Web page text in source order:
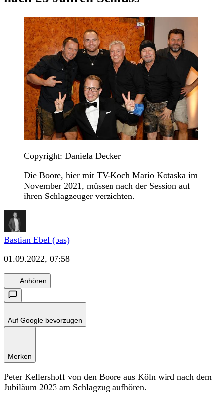
Copyright: Daniela Decker
Die Boore, hier mit TV-Koch Mario Kotaska im
November 2021, müssen nach der Session auf
ihren Schlagzeuger verzichten.
Bastian Ebel (bas)
01.09.2022, 07:58
Anhören
Auf Google bevorzugen
Merken
Peter Kellershoff von den Boore aus Köln wird nach dem
Jubiläum 2023 am Schlagzug aufhören.